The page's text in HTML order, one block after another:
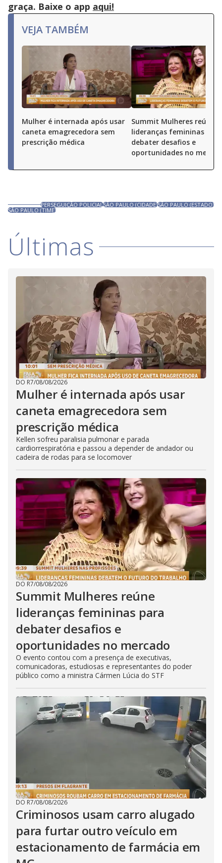
graça. Baixe o app aqui!
VEJA TAMBÉM
Mulher é internada após usar
caneta emagrecedora sem
prescrição médica
Summit Mulheres reúne
lideranças femininas para
debater desafios e
oportunidades no
PERSEGUIÇÃO POLICIALSÃO PAULO (CIDADE)SÃO PAULO (ESTADO)
SÃO PAULO (TIME)
Últimas
DO R7/08/08/2026
Mulher é internada após usar
caneta emagrecedora sem
prescrição médica
Kellen sofreu paralisia pulmonar e parada
cardiorrespiratória e passou a depender de andador ou
cadeira de rodas para se locomover
DO R7/08/08/2026
Summit Mulheres reúne
lideranças femininas para
debater desafios e
oportunidades no mercado
O evento contou com a presença de executivas,
comunicadoras, estudiosas e representantes do poder
público como a ministra Cármen Lúcia do STF
DO R7/08/08/2026
Criminosos usam carro alugado
para furtar outro veículo em
estacionamento de farmácia em